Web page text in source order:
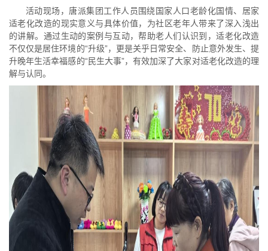
活动现场，唐派集团工作人员围绕国家人口老龄化国情、居家
适老化改造的现实意义与具体价值，为社区老年人带来了深入浅出
的讲解。通过生动的案例与互动，帮助老人们认识到，适老化改造
不仅仅是居住环境的“升级”，更是关乎日常安全、防止意外发生、提
升晚年生活幸福感的“民生大事”，有效加深了大家对适老化改造的理
解与认同。